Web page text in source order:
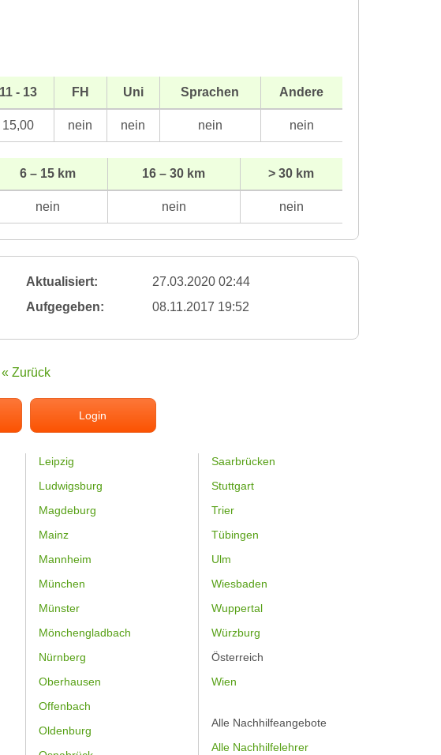
11 - 13 FH Uni Sprachen Andere
15,00 nein nein nein nein
6 – 15 km 16 – 30 km > 30 km
nein nein nein
Aktualisiert:
27.03.2020 02:44
Aufgegeben: 08.11.2017 19:52
« Zurück
Login
Leipzig
Ludwigsburg
Magdeburg
Mainz
Mannheim
München
Münster
Mönchengladbach
Nürnberg
Oberhausen
Offenbach
Oldenburg
Saarbrücken
Stuttgart
Trier
Tübingen
Ulm
Wiesbaden
Wuppertal
Würzburg
Österreich
Wien
Alle Nachhilfeangebote
Alle Nachhilfelehrer